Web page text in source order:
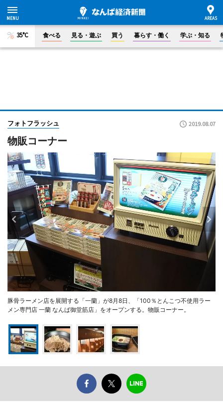
35°C 食べる 見る・遊ぶ 買う 暮らす・働く 学ぶ・知る
フォトフラッシュ 2019.08.07
物販コーナー
豚骨ラーメン店を展開する「一蘭」が8月8日、「100％とんこつ不使用ラー
メン専門店 一蘭 なんば御堂筋店」をオープンする。物販コーナー。